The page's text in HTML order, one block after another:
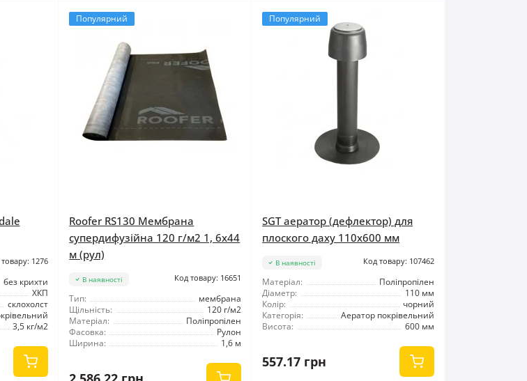
1276
без крихти
ХКП
склохолст
3,5 кг/м2
Популярний
Roofer RS130 Мембрана
супердифузійна 120 г/м2 1, 6x44
м (рул)
В наявності Код товару: 16651
Тип:
мембрана
Щільність:
120 г/м2
Матеріал:
Поліпропілен
Фасовка:
Рулон
Ширина:
1,6 м
Популярний
SGT аератор (дефлектор) для
плоского даху 110х600 мм
В наявності Код товару: 107462
Матеріал:
Поліпропілен
Діаметр:
110 мм
Колір:
чорний
Категорія:
Аератор покрівельний
Висота:
600 мм
557.17 грн